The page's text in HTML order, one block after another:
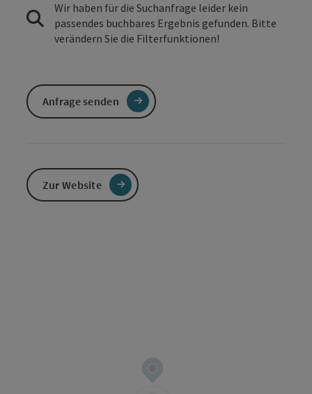
Wir haben für die Suchanfrage leider kein
passendes buchbares Ergebnis gefunden. Bitte
verändern Sie die Filterfunktionen!
Anfrage senden
Zur Website